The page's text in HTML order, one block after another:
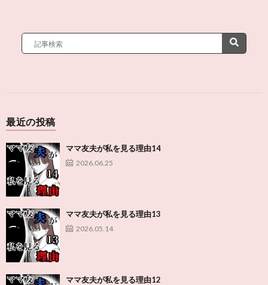
最近の投稿
ママ友夫が私を見る理由14
2026.06.25
ママ友夫が私を見る理由13
2026.05.14
ママ友夫が私を見る理由12